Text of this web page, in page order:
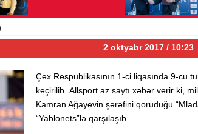
2 oktyabr 2017 / 10:23
Çex Respublikasının 1-ci liqasında 9-cu
keçirilib. Allsport.az saytı xəbər verir ki,
Kamran Ağayevin şərəfini qoruduğu
“Yablonets”lə qarşılaşıb.